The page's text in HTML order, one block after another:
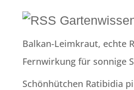
Balkan-Leimkraut, echte
Fernwirkung für sonnige
Schönhütchen Ratibidia